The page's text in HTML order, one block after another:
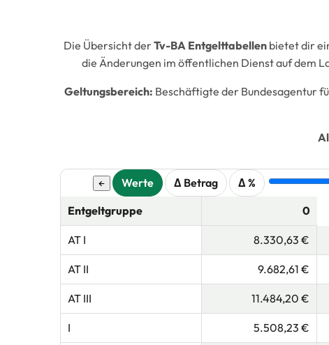
Die Übersicht derTv-BA Entgelttabellenbietet dir
die Änderungen im öffentlichen Dienst auf dem
Geltungsbereich: Beschäftigte der Bundesagentur
← Werte Δ Betrag Δ %
Entgeltgruppe 0
AT I 8.330,63 €
AT II 9.682,61 €
AT III 11.484,20 €
I 5.508,23 €